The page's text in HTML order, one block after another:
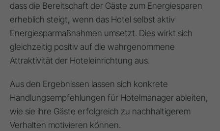
dass die Bereitschaft der Gäste zum Energiesparen
erheblich steigt, wenn das Hotel selbst aktiv
Energiesparmaßnahmen umsetzt. Dies wirkt sich
gleichzeitig positiv auf die wahrgenommene
Attraktivität der Hoteleinrichtung aus.
Aus den Ergebnissen lassen sich konkrete
Handlungsempfehlungen für Hotelmanager ableiten,
wie sie ihre Gäste erfolgreich zu nachhaltigerem
Verhalten motivieren können.